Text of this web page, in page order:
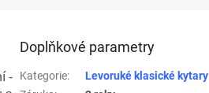
-
Doplňkové parametry
Kategorie:
Levoruké klasické kytary